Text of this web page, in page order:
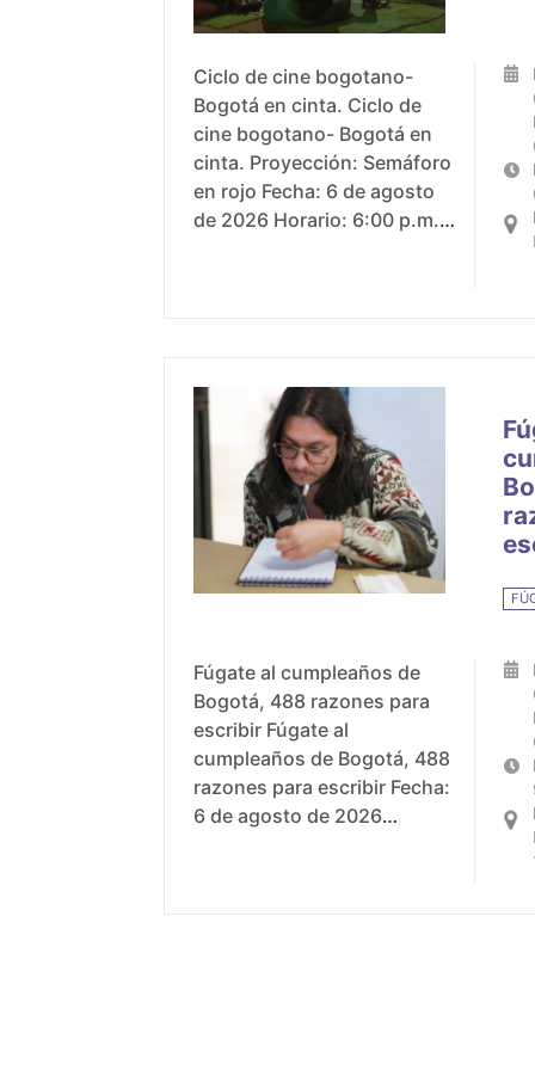
Ciclo de cine bogotano-
Bogotá en cinta. Ciclo de
cine bogotano- Bogotá en
cinta. Proyección: Semáforo
en rojo Fecha: 6 de agosto
de 2026 Horario: 6:00 p.m.
Fúgate al cumpleaños de
Bogotá, 488 razones para
escribir Fúgate al
cumpleaños de Bogotá, 488
razones para escribir Fecha:
6 de agosto de 2026